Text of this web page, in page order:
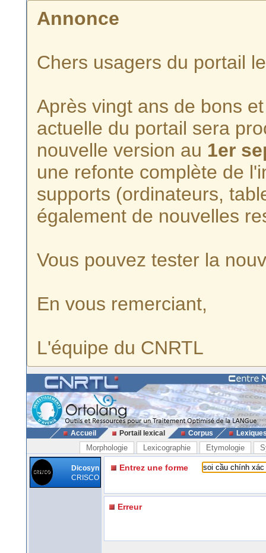
Annonce
Chers usagers du portail
Après vingt ans de bons
actuelle du portail sera
nouvelle version au 1er
une refonte complète de
supports (ordinateurs,
également de nouvelles
Vous pouvez tester la
En vous remerciant,
L'équipe du CNRTL
Accueil Portail lexical Corpus
Morphologie Lexicographie Etymologie
Dicosyn
CRISCO
Entrez une forme
Erreur